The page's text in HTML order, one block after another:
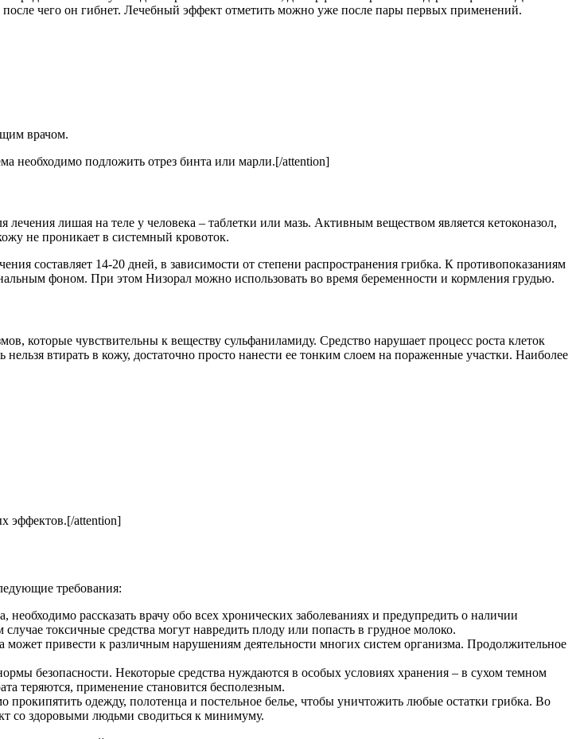
после чего он гибнет. Лечебный эффект отметить можно уже после пары первых применений.
врачом.
необходимо подложить отрез бинта или марли.[/attention]
лишая на теле у человека – таблетки или мазь. Активным веществом является кетоконазол,
не проникает в системный кровоток.
составляет 14-20 дней, в зависимости от степени распространения грибка. К противопоказаниям
фоном. При этом Низорал можно использовать во время беременности и кормления грудью.
которые чувствительны к веществу сульфаниламиду. Средство нарушает процесс роста клеток
втирать в кожу, достаточно просто нанести ее тонким слоем на пораженные участки. Наиболее
эффектов.[/attention]
требования:
рассказать врачу обо всех хронических заболеваниях и предупредить о наличии
токсичные средства могут навредить плоду или попасть в грудное молоко.
может привести к различным нарушениям деятельности многих систем организма. Продолжительное
безопасности. Некоторые средства нуждаются в особых условиях хранения – в сухом темном
теряются, применение становится бесполезным.
прокипятить одежду, полотенца и постельное белье, чтобы уничтожить любые остатки грибка. Во
со здоровыми людьми сводиться к минимуму.